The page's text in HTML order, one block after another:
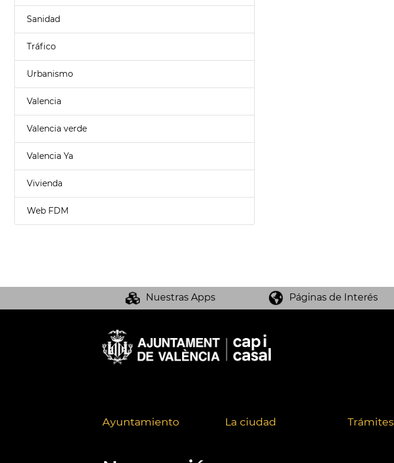
Sanidad
Tráfico
Urbanismo
Valencia
Valencia verde
Valencia Ya
Vivienda
Web FDM
Nuestras Apps Páginas de Interés
Ayuntamiento La ciudad Trámites